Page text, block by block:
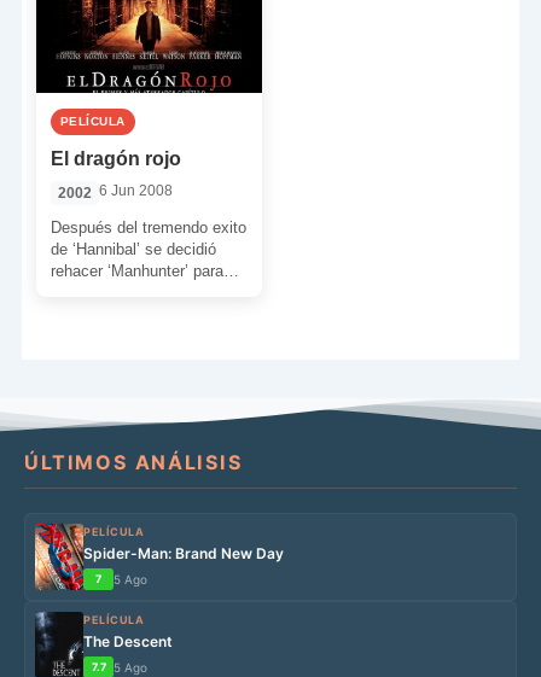
PELÍCULA
El dragón rojo
2002 6 Jun 2008
Después del tremendo exito
de ‘Hannibal’ se decidió
rehacer ‘Manhunter’ para
ÚLTIMOS ANÁLISIS
PELÍCULA
Spider-Man: Brand New Day
7 5 Ago
PELÍCULA
The Descent
7.7 5 Ago